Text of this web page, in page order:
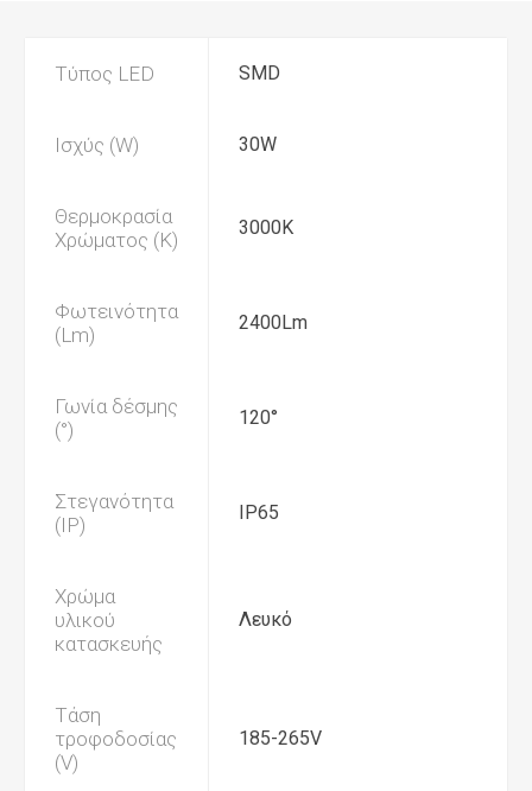
Τύπος LED SMD
Ισχύς (W) 30W
Θερμοκρασία
Χρώματος (K)
3000K
Φωτεινότητα
(Lm)
2400Lm
Γωνία δέσμης
(°)
120°
Στεγανότητα
(IP)
IP65
Χρώμα
υλικού
κατασκευής
Λευκό
Τάση
τροφοδοσίας
(V)
185-265V